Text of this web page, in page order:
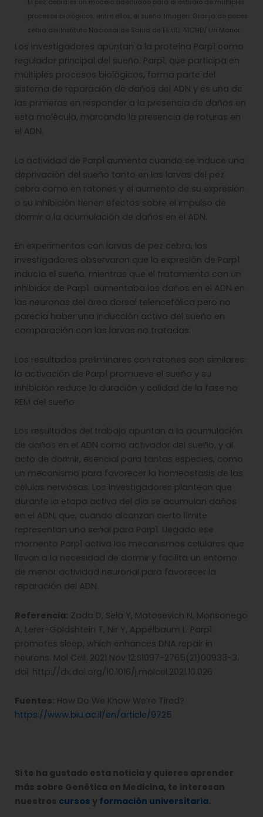
El pez cebra es un modelo adecuado para el estudio de múltiples
procesos biológicos, entre ellos, el sueño. Imagen: Granja de peces
zebra del Instituto Nacional de Salud de EE.UU. NICHD/ Uri Manor.
Los investigadores apuntan a la proteína Parp1 como
regulador principal del sueño. Parp1, que participa en
múltiples procesos biológicos, forma parte del
sistema de reparación de daños del ADN y es una de
las primeras en responder a la presencia de daños en
esta molécula, marcando la presencia de roturas en
el ADN.
La actividad de Parp1 aumenta cuando se induce una
deprivación del sueño tanto en las larvas del pez
cebra como en ratones y el aumento de su expresión
o su inhibición tienen efectos sobre el impulso de
dormir o la acumulación de daños en el ADN.
En experimentos con larvas de pez cebra, los
investigadores observaron que la expresión de Parp1
inducía el sueño, mientras que el tratamiento con un
inhibidor de Parp1 aumentaba los daños en el ADN en
las neuronas del área dorsal telencefálica pero no
parecía haber una inducción activa del sueño en
comparación con las larvas no tratadas.
Los resultados preliminares con ratones son similares:
la activación de Parp1 promueve el sueño y su
inhibición reduce la duración y calidad de la fase no
REM del sueño.
Los resultados del trabajo apuntan a la acumulación
de daños en el ADN como activador del sueño, y al
acto de dormir, esencial para tantas especies, como
un mecanismo para favorecer la homeostasis de las
células nerviosas. Los investigadores plantean que
durante la etapa activa del día se acumulan daños
en el ADN, que, cuando alcanzan cierto límite
representan una señal para Parp1. Llegado ese
momento Parp1 activa los mecanismos celulares que
llevan a la necesidad de dormir y facilita un entorno
de menor actividad neuronal para favorecer la
reparación del ADN.
Referencia: Zada D, Sela Y, Matosevich N, Monsonego
A, Lerer-Goldshtein T, Nir Y, Appelbaum L. Parp1
promotes sleep, which enhances DNA repair in
neurons. Mol Cell. 2021 Nov 12:S1097-2765(21)00933-3.
doi: http://dx.doi.org/10.1016/j.molcel.2021.10.026
Fuentes: How Do We Know We’re Tired?
https://www.biu.ac.il/en/article/9725
Si te ha gustado esta noticia y quieres aprender
más sobre Genética en Medicina, te interesan
nuestros cursos y formación universitaria.